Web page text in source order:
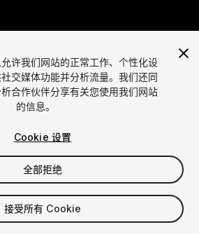
通过Unity出售资源
出售资源
资源上传指南
资源商店工具
常见问题
Affiliate计划
许我们网站的正常工作、个性化设
交媒体功能并分析流量。我们还同
合作伙伴分享有关您使用我们网站
的信息。
Cookie 设置
全部拒绝
接受所有 Cookie